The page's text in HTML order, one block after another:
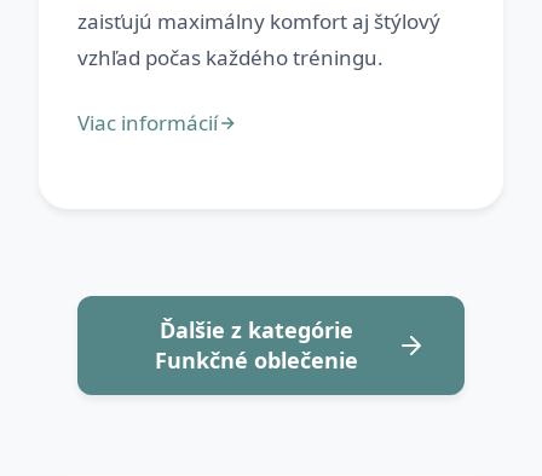
zaisťujú maximálny komfort aj štýlový
Ďalšie z kategórie
Funkčné oblečenie